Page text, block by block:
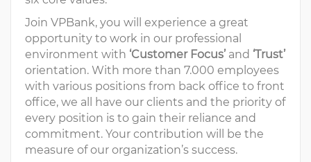
Join VPBank, you will experience a great
opportunity to work in our professional
environment with ‘Customer Focus’and ‘Trust’
orientation. With more than 7.000 employees
with various positions from back office to front
office, we all have our clients and the priority of
every position is to gain their reliance and
commitment. Your contribution will be the
measure of our organization’s success.